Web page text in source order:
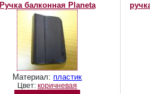
Ручка балконная Planeta
Материал: пластик
Цвет: коричневая